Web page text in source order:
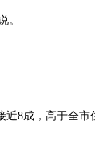
。
8成，高于全市